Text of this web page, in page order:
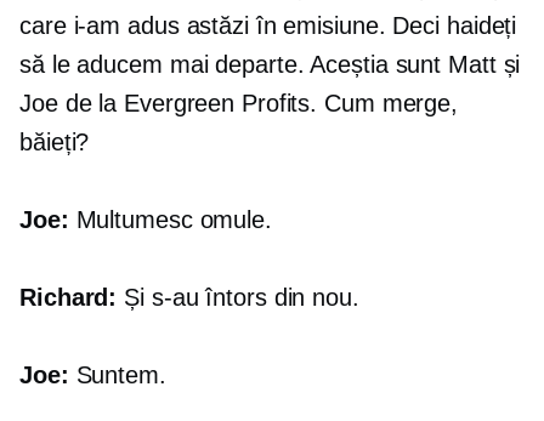
care i-am adus astăzi în emisiune. Deci haideți
să le aducem mai departe. Aceștia sunt Matt și
Joe de la Evergreen Profits. Cum merge,
băieți?
Joe: Multumesc omule.
Richard: Și s-au întors din nou.
Joe: Suntem.